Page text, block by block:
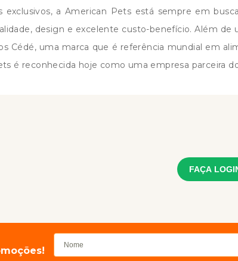
a American Pets está sempre em
design e excelente custo-benefício. Além
Cédé, uma marca que é referência mundial em
é reconhecida hoje como uma empresa parceira
FAÇA